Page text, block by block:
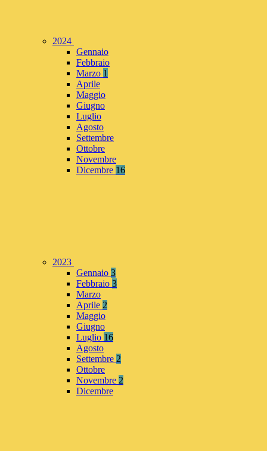
2024
Gennaio
Febbraio
Marzo 1
Aprile
Maggio
Giugno
Luglio
Agosto
Settembre
Ottobre
Novembre
Dicembre 16
2023
Gennaio 3
Febbraio 3
Marzo
Aprile 2
Maggio
Giugno
Luglio 16
Agosto
Settembre 2
Ottobre
Novembre 2
Dicembre